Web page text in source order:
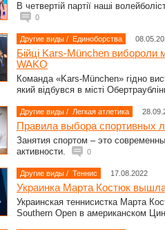
В четвертій партії наші
0
Другие виды / Единоборства
Бійці Kars-München вибороли
WAKO
Команда «Kars-München» гідно
який відбувся в місті
Другие виды / Легкая атлетика
Правила выбора спортивных
Занятия спортом – это
активности.
0
Другие виды / Теннис 17.08.2022
Украинка Марта Костюк
Украинская теннисистка Марта
Southern Open в американском